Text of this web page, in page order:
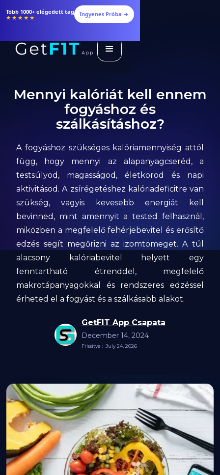
Étrendek, receptek és edzéstervek
★★★★★ Ingyenes Próba →
Mennyi kalóriát kell ennem
fogyáshoz és
szálkásításhoz?
A fogyáshoz szükséges kalóriamennyiség attól
függ, hogy mennyi az alapanyagcseréd, a
testsúlyod, magasságod, életkorod és napi
aktivitásod. A zsírégetéshez kalóriadeficitre van
szükség, vagyis kevesebb energiát kell
bevinned, mint amennyit a tested felhasznál,
miközben a megfelelő fehérjebevitel és erősítő
edzés segít megőrizni az izomtömeget. A túl
alacsony kalóriabevitel helyett egy
fenntartható étrenddel, megfelelő
makrotápanyagokkal és rendszeres edzéssel
érheted el a fogyást és a szálkásabb alakot.
GetFIT App Csapata
December 14, 2024
Frissítve : July 24, 2026